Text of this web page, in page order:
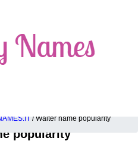
baby names!
/ Walter name popularity
popularity